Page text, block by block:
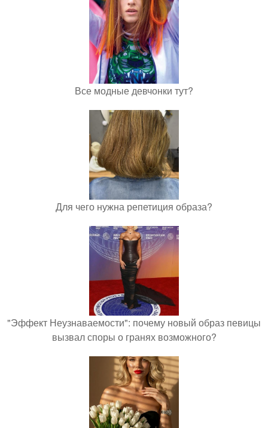
Все модные девчонки тут?
Для чего нужна репетиция образа?
"Эффект Неузнаваемости": почему новый образ певицы
вызвал споры о гранях возможного?